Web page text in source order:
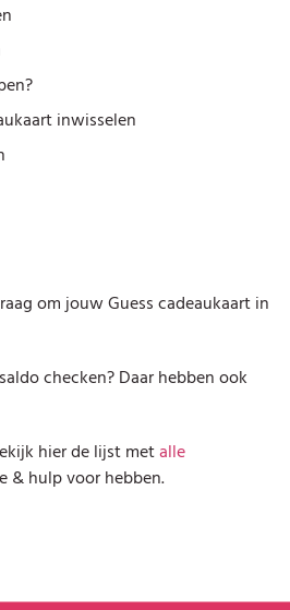
inwisselen
om jouw Guess cadeaukaart in
checken? Daar hebben ook
hier de lijst metalle
& hulp voor hebben.